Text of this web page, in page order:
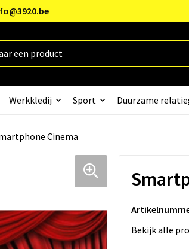
Werkkledij Sport Duurzame
Cinema
Bekijk alle